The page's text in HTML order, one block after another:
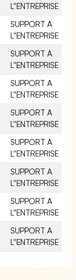
L''ENTREPRISE
SUPPORT A
L''ENTREPRISE
SUPPORT A
L''ENTREPRISE
SUPPORT A
L''ENTREPRISE
SUPPORT A
L''ENTREPRISE
SUPPORT A
L''ENTREPRISE
SUPPORT A
L''ENTREPRISE
SUPPORT A
L''ENTREPRISE
SUPPORT A
L''ENTREPRISE